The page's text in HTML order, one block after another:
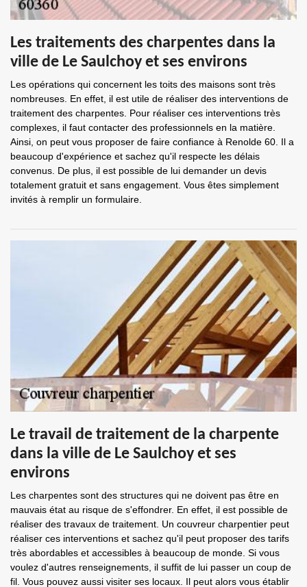
Les traitements des charpentes dans la
ville de Le Saulchoy et ses environs
Les opérations qui concernent les toits des maisons sont très
nombreuses. En effet, il est utile de réaliser des interventions de
traitement des charpentes. Pour réaliser ces interventions très
complexes, il faut contacter des professionnels en la matière.
Ainsi, on peut vous proposer de faire confiance à Renolde 60. Il a
beaucoup d'expérience et sachez qu'il respecte les délais
convenus. De plus, il est possible de lui demander un devis
totalement gratuit et sans engagement. Vous êtes simplement
invités à remplir un formulaire.
Le travail de traitement de la charpente
dans la ville de Le Saulchoy et ses
environs
Les charpentes sont des structures qui ne doivent pas être en
mauvais état au risque de s'effondrer. En effet, il est possible de
réaliser des travaux de traitement. Un couvreur charpentier peut
réaliser ces interventions et sachez qu'il peut proposer des tarifs
très abordables et accessibles à beaucoup de monde. Si vous
voulez d'autres renseignements, il suffit de lui passer un coup de
fil. Vous pouvez aussi visiter ses locaux. Il peut alors vous établir